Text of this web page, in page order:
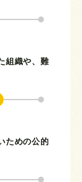
組織や、難
ための公的